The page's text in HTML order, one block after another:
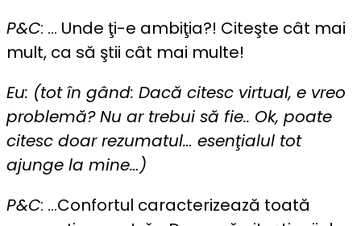
P&C: … Unde ţi-e ambiţia?! Citeşte cât mai
mult, ca să ştii cât mai multe!
Eu: (tot în gând: Dacă citesc virtual, e vreo
problemă? Nu ar trebui să fie.. Ok, poate
citesc doar rezumatul… esenţialul tot
ajunge la mine…)
P&C: …Confortul caracterizează toată